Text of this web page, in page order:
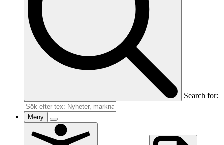
Search for:
Meny